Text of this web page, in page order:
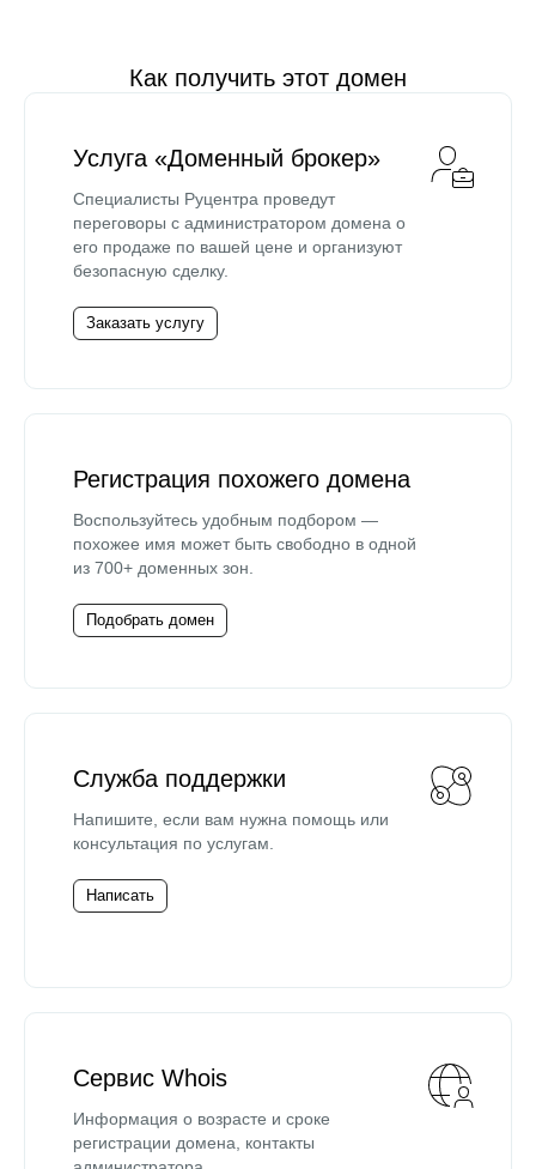
Как получить этот домен
Услуга «Доменный брокер»
Специалисты Руцентра проведут
переговоры с администратором домена о
его продаже по вашей цене и организуют
безопасную сделку.
Заказать услугу
Регистрация похожего домена
Воспользуйтесь удобным подбором —
похожее имя может быть свободно в одной
из 700+ доменных зон.
Подобрать домен
Служба поддержки
Напишите, если вам нужна помощь или
консультация по услугам.
Написать
Сервис Whois
Информация о возрасте и сроке
регистрации домена, контакты